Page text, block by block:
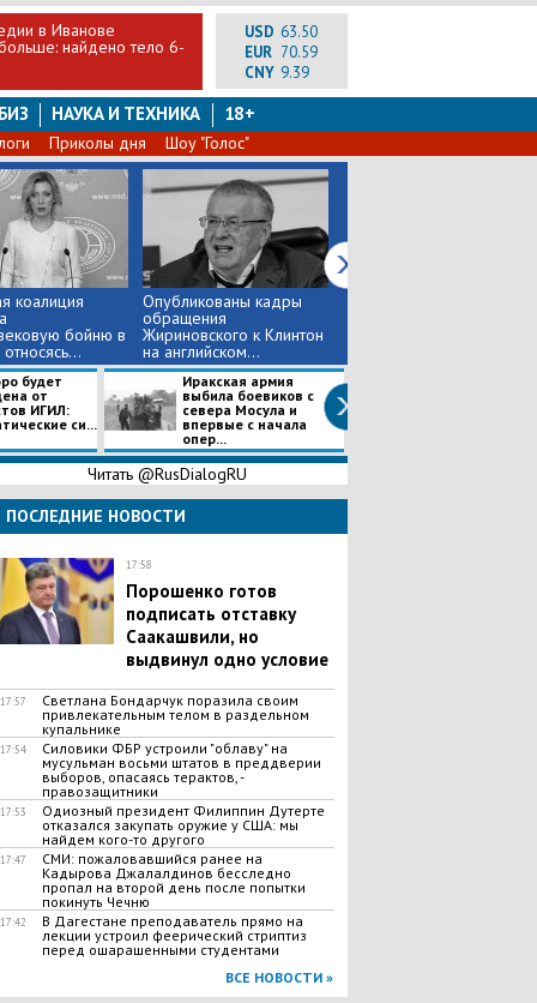
в Иванове
найдено тело 6-
USD 63.50
EUR 70.59
CNY 9.39
НАУКА И ТЕХНИКА 18+
Приколы дня Шоу "Голос"
коалиция
бойню в
Опубликованы кадры
обращения
Жириновского к Клинтон
на английском...
будет
от
ИГИЛ:
си...
Иракская армия
выбила боевиков с
севера Мосула и
впервые с начала
опер...
Читать @RusDialogRU
ПОСЛЕДНИЕ НОВОСТИ
17:58
Порошенко готов
подписать отставку
Саакашвили, но
выдвинул одно условие
17:57
Светлана Бондарчук поразила своим
привлекательным телом в раздельном
купальнике
17:54
Силовики ФБР устроили "облаву" на
мусульман восьми штатов в преддверии
выборов, опасаясь терактов, -
правозащитники
17:53
Одиозный президент Филиппин Дутерте
отказался закупать оружие у США: мы
найдем кого-то другого
17:47
СМИ: пожаловавшийся ранее на
Кадырова Джалалдинов бесследно
пропал на второй день после попытки
покинуть Чечню
17:42
В Дагестане преподаватель прямо на
лекции устроил феерический стриптиз
перед ошарашенными студентами
ВСЕ НОВОСТИ »